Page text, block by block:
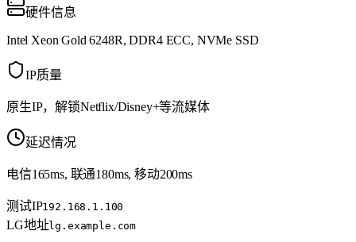
硬件信息
Intel Xeon Gold 6248R, DDR4 ECC, NVMe SSD
IP质量
原生IP，解锁Netflix/Disney+等流媒体
延迟情况
电信165ms, 联通180ms, 移动200ms
测试IP192.168.1.100
LG地址lg.example.com